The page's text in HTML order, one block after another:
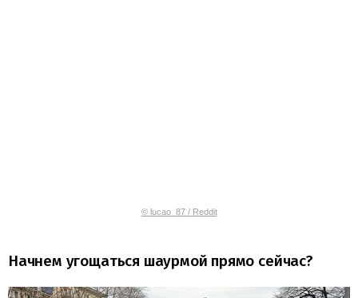
© lucao_87 / Reddit
Начнем угощаться шаурмой прямо сейчас?